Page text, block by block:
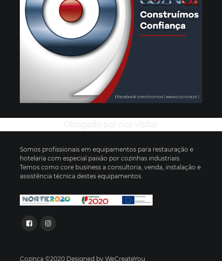
Somos profissionais em equipamentos para restauração e
hotelaria com especial paixão por cozinhas industriais.
Temos como core business a consultoria, venda, instalação e
assistência técnica destes equipamentos.
Cozinca ©2020 Designed by WeCreateYou